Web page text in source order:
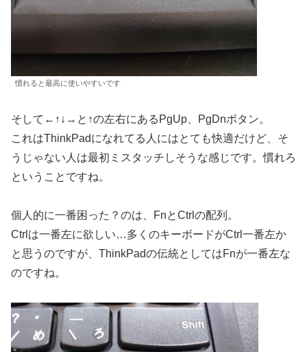
慣れると最高に使いやすいです
そして←↑↓→と↑の左右にあるPgUp、PgDnボタン。
これはThinkPadになれてる人にはとても快適だけど、そ
うじゃない人は最初ミスタッチしそうな感じです。慣れろ
ということですね。
個人的に一番困った？のは、FnとCtrlの配列。
Ctrlは一番左に欲しい…多くのキーボードがCtrl一番左か
と思うのですが、ThinkPadの伝統としてはFnが一番左な
のですね。